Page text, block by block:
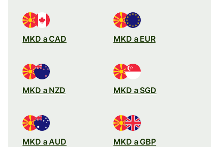
MKD a CAD MKD a EUR
MKD a NZD MKD a SGD
MKD a AUD MKD a GBP